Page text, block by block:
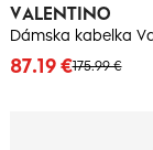
VALENTINO
Dámska kabelka
175.99 €
87.19 €